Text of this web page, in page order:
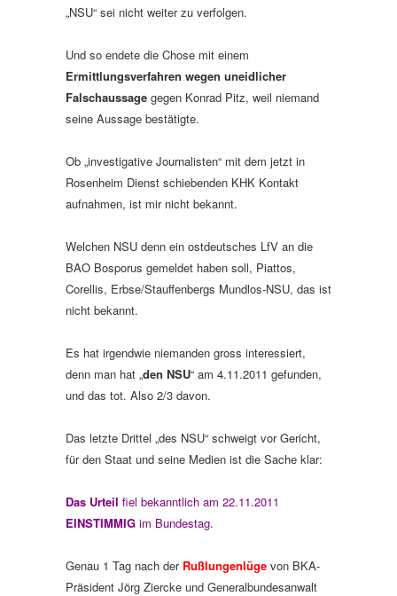
„NSU“ sei nicht weiter zu verfolgen.
Und so endete die Chose mit einem
Ermittlungsverfahren wegen uneidlicher
Falschaussage gegen Konrad Pitz, weil niemand
seine Aussage bestätigte.
Ob „investigative Journalisten“ mit dem jetzt in
Rosenheim Dienst schiebenden KHK Kontakt
aufnahmen, ist mir nicht bekannt.
Welchen NSU denn ein ostdeutsches LfV an die
BAO Bosporus gemeldet haben soll, Piattos,
Corellis, Erbse/Stauffenbergs Mundlos-NSU, das ist
nicht bekannt.
Es hat irgendwie niemanden gross interessiert,
denn man hat „den NSU“ am 4.11.2011 gefunden,
und das tot. Also 2/3 davon.
Das letzte Drittel „des NSU“ schweigt vor Gericht,
für den Staat und seine Medien ist die Sache klar:
Das Urteil fiel bekanntlich am 22.11.2011
EINSTIMMIG im Bundestag.
Genau 1 Tag nach derRußlungenlüge von BKA-
Präsident Jörg Ziercke und Generalbundesanwalt